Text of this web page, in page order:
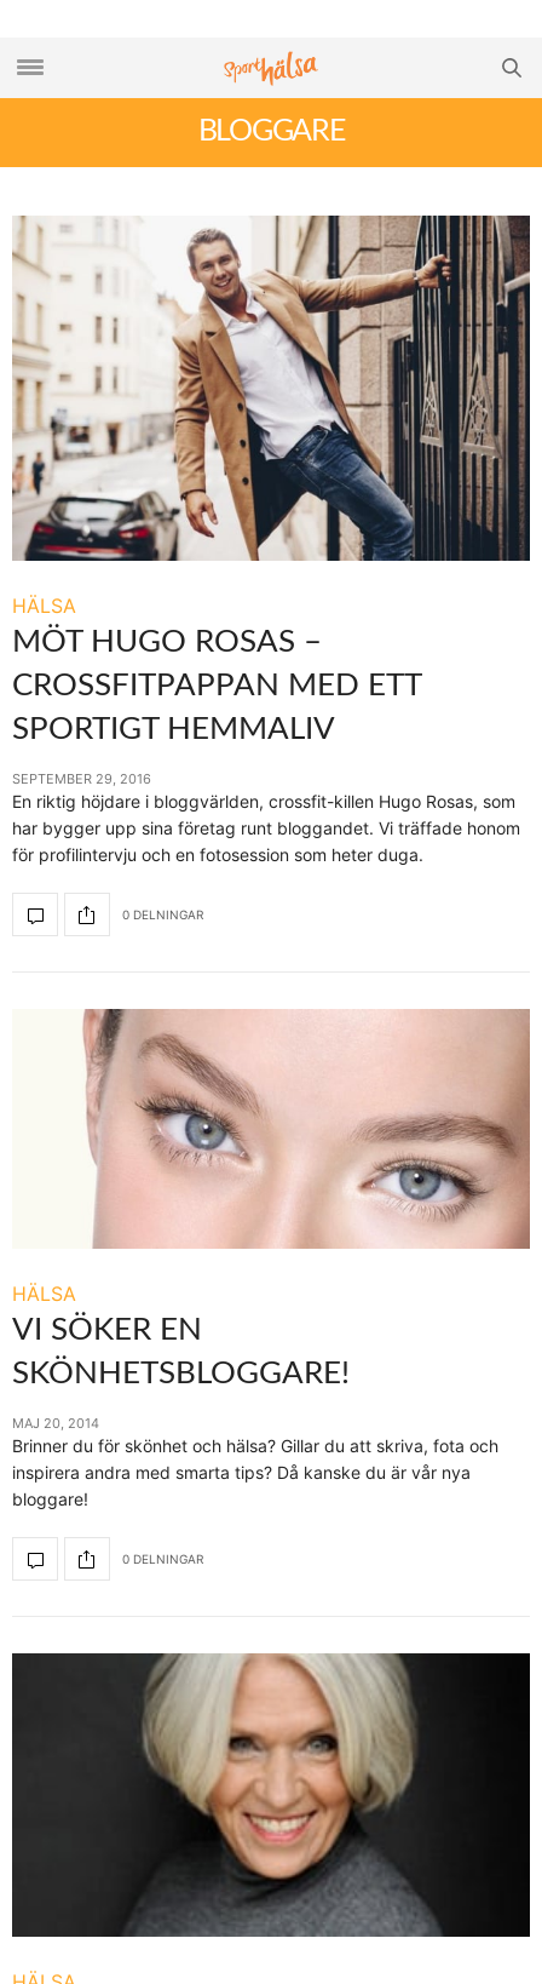
BLOGGARE
HÄLSA
MÖT HUGO ROSAS –
CROSSFITPAPPAN MED ETT
SPORTIGT HEMMALIV
SEPTEMBER 29, 2016
En riktig höjdare i bloggvärlden, crossfit-killen Hugo Rosas, som
har bygger upp sina företag runt bloggandet. Vi träffade honom
för profilintervju och en fotosession som heter duga.
0 DELNINGAR
HÄLSA
VI SÖKER EN
SKÖNHETSBLOGGARE!
MAJ 20, 2014
Brinner du för skönhet och hälsa? Gillar du att skriva, fota och
inspirera andra med smarta tips? Då kanske du är vår nya
bloggare!
0 DELNINGAR